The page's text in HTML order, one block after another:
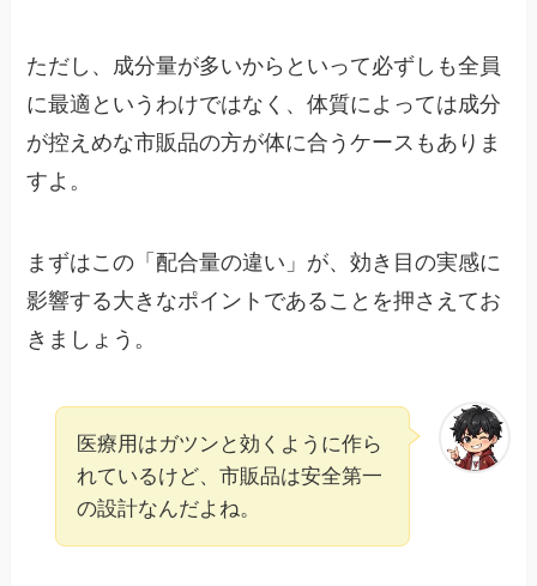
ただし、成分量が多いからといって必ずしも全員
に最適というわけではなく、体質によっては成分
が控えめな市販品の方が体に合うケースもありま
すよ。
まずはこの「配合量の違い」が、効き目の実感に
影響する大きなポイントであることを押さえてお
きましょう。
医療用はガツンと効くように作ら
れているけど、市販品は安全第一
の設計なんだよね。